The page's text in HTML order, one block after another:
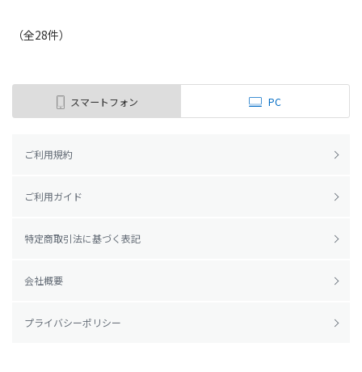
（全28件）
スマートフォン PC
ご利用規約
ご利用ガイド
特定商取引法に基づく表記
会社概要
プライバシーポリシー